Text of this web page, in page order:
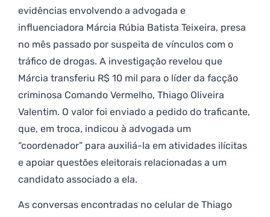
evidências envolvendo a advogada e
influenciadora Márcia Rúbia Batista Teixeira, presa
no mês passado por suspeita de vínculos com o
tráfico de drogas. A investigação revelou que
Márcia transferiu R$ 10 mil para o líder da facção
criminosa Comando Vermelho, Thiago Oliveira
Valentim. O valor foi enviado a pedido do traficante,
que, em troca, indicou à advogada um
“coordenador” para auxiliá-la em atividades ilícitas
e apoiar questões eleitorais relacionadas a um
candidato associado a ela.
As conversas encontradas no celular de Thiago